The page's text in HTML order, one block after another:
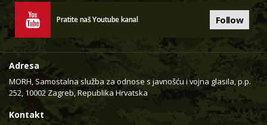
Pratite naš Youtube kanal Follow
Adresa
MORH, Samostalna služba za odnose s javnošću i vojna glasila, p.p.
252, 10002 Zagreb, Republika Hrvatska
Kontakt